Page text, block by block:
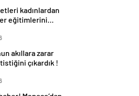
kadınlardan
eğitimlerini
akıllara zarar
çıkardık !